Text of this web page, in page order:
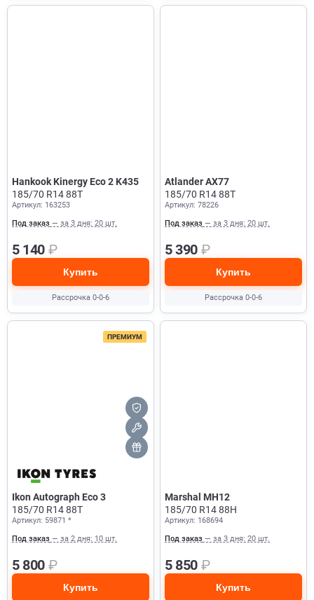
Hankook Kinergy Eco 2 K435
185/70 R14 88T
Артикул: 163253
Под заказ — за 3 дня: 20 шт.
5 140 ₽
Купить
Рассрочка 0-0-6
Atlander AX77
185/70 R14 88T
Артикул: 78226
Под заказ — за 3 дня: 20 шт.
5 390 ₽
Купить
Рассрочка 0-0-6
ПРЕМИУМ
Ikon Autograph Eco 3
185/70 R14 88T
Артикул: 59871 *
Под заказ — за 2 дня: 10 шт.
5 800 ₽
Купить
Marshal MH12
185/70 R14 88H
Артикул: 168694
Под заказ — за 3 дня: 20 шт.
5 850 ₽
Купить